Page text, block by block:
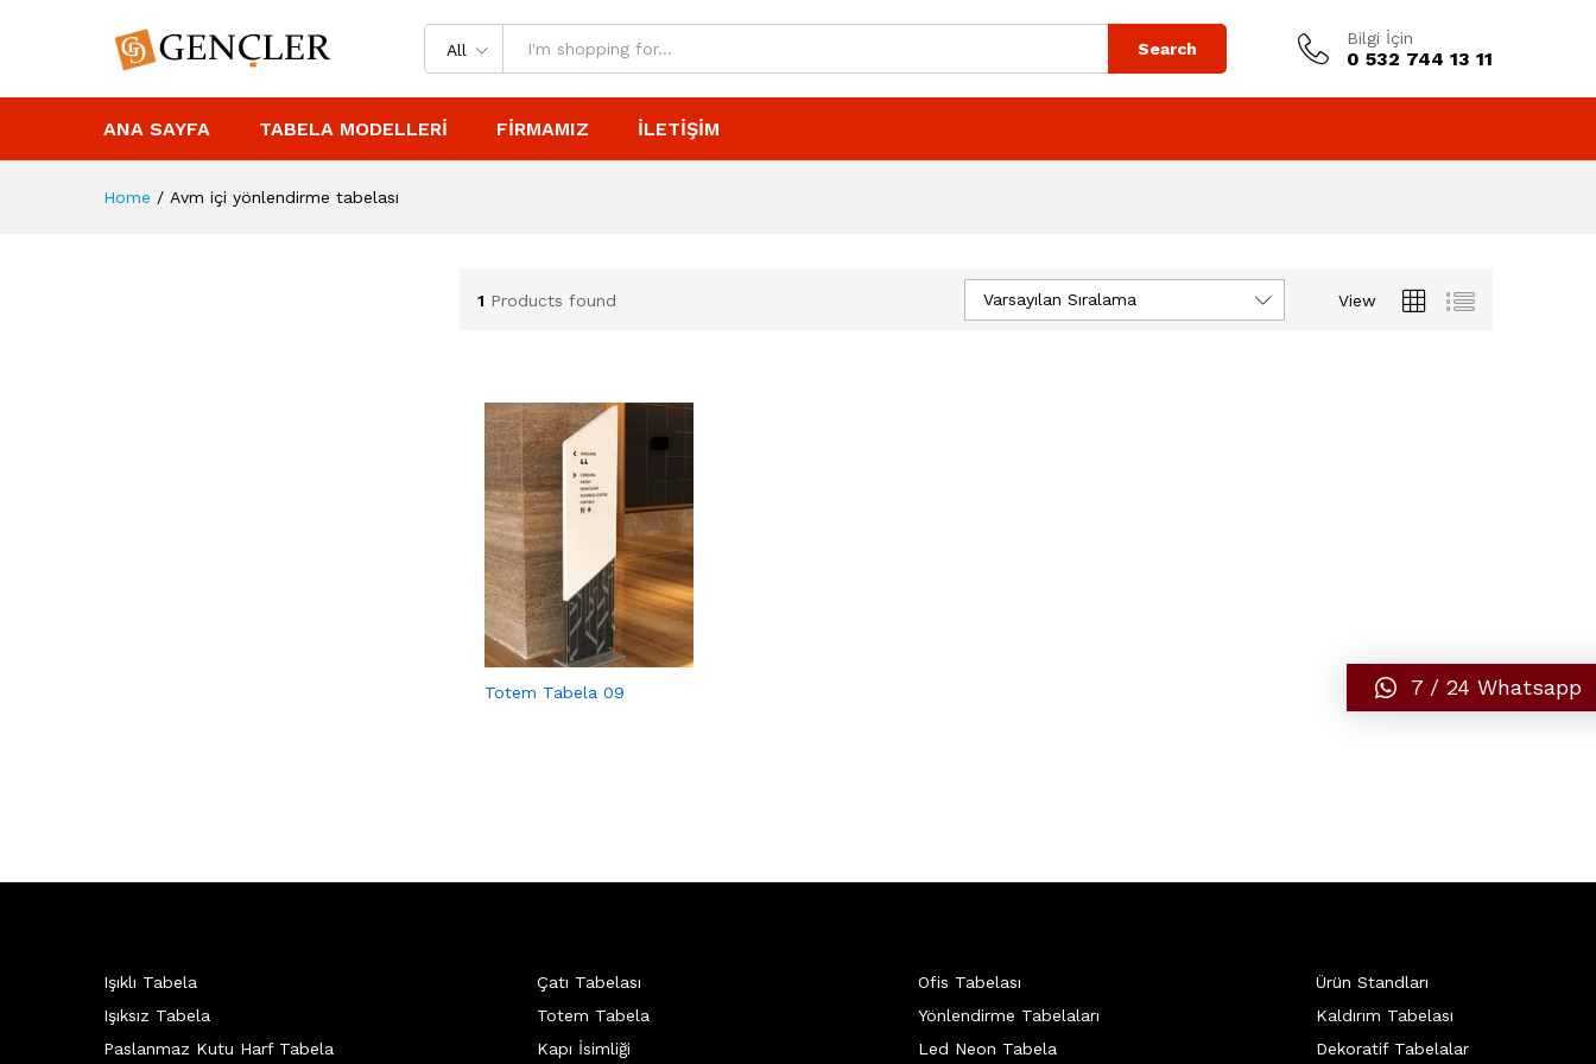
All Search
Bilgi İçin
0 532 744 13 11
ANA SAYFA TABELA MODELLERI FIRMAMIZ İLETIŞIM
Home / Avm içi yönlendirme tabelası
1 Products found View
Varsayılan Sıralama
Totem Tabela 09
Işıklı Tabela
Işıksız Tabela
Paslanmaz Kutu Harf Tabela
Çatı Tabelası
Totem Tabela
Kapı İsimliği
Ofis Tabelası
Yönlendirme Tabelaları
Led Neon Tabela
Ürün Standları
Kaldırım Tabelası
Dekoratif Tabelalar
7 / 24 Whatsapp